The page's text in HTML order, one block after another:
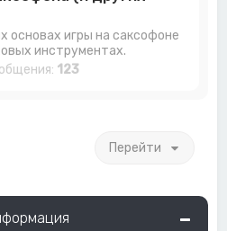
основах игры на саксофоне
инструментах.
123
Перейти